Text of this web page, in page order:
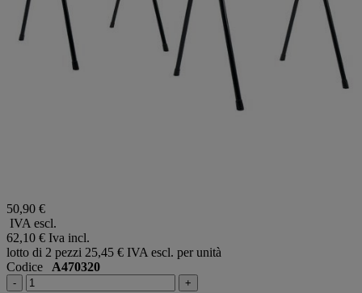
50,90 €
IVA escl.
62,10 € Iva incl.
lotto di 2 pezzi 25,45 € IVA escl. per unità
Codice A470320
- +